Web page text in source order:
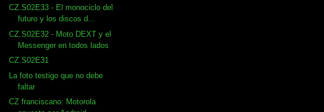
CZ.S02E33 - El monociclo del
futuro y los discos d...
CZ.S02E32 - Moto DEXT y el
Messenger en todos lados
CZ.S02E31
La foto testigo que no debe
faltar
CZ franciscano: Motorola